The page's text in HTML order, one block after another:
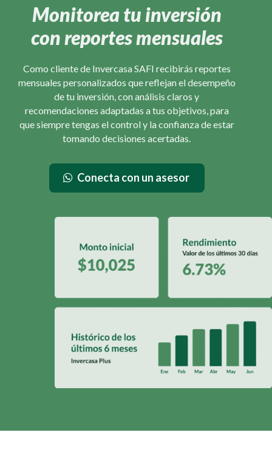
Monitorea tu inversión
con reportes mensuales
Como cliente de Invercasa SAFI recibirás reportes
mensuales personalizados que reflejan el desempeño
de tu inversión, con análisis claros y
recomendaciones adaptadas a tus objetivos, para
que siempre tengas el control y la confianza de estar
tomando decisiones acertadas.
Conecta con un asesor